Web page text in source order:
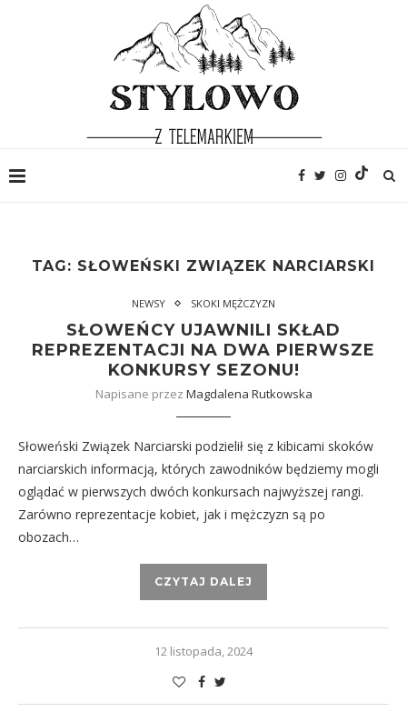
TAG: SŁOWEŃSKI ZWIĄZEK NARCIARSKI
NEWSY SKOKI MĘŻCZYZN
SŁOWEŃCY UJAWNILI SKŁAD
REPREZENTACJI NA DWA PIERWSZE
KONKURSY SEZONU!
Napisane przez Magdalena Rutkowska
Słoweński Związek Narciarski podzielił się z kibicami skoków
narciarskich informacją, których zawodników będziemy mogli
oglądać w pierwszych dwóch konkursach najwyższej rangi.
Zarówno reprezentacje kobiet, jak i mężczyzn są po
obozach…
CZYTAJ DALEJ
12 listopada, 2024